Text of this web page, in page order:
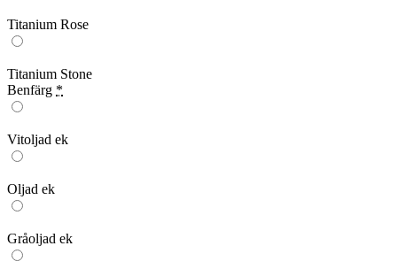
Titanium Rose
Titanium Stone
Benfärg *
Vitoljad ek
Oljad ek
Gråoljad ek